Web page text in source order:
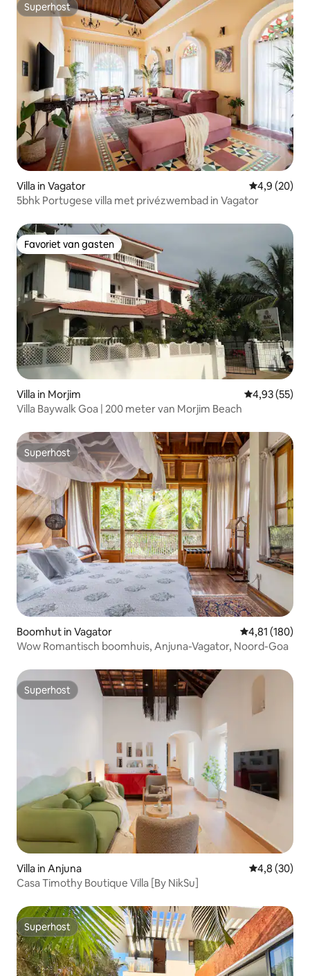
Superhost
Superhost
Villa in Vagator Gemiddelde
4,9 (20)
5bhk Portugese villa met privézwembad in Vagator
Favoriet van gasten
Favoriet van gasten
Villa in Morjim Gemiddelde
4,93 (55)
Villa Baywalk Goa | 200 meter van Morjim Beach
Superhost
Superhost
Boomhut in Vagator Gemiddelde
4,81 (180)
Wow Romantisch boomhuis, Anjuna-Vagator, Noord-Goa
Superhost
Superhost
Villa in Anjuna Gemiddelde
4,8 (30)
Casa Timothy Boutique Villa [By NikSu]
Superhost
Superhost